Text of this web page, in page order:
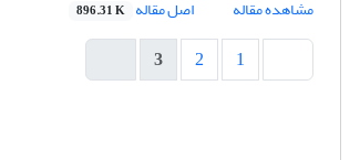
مشاهده مقاله
اصل مقاله 896.31 K
1
2
3